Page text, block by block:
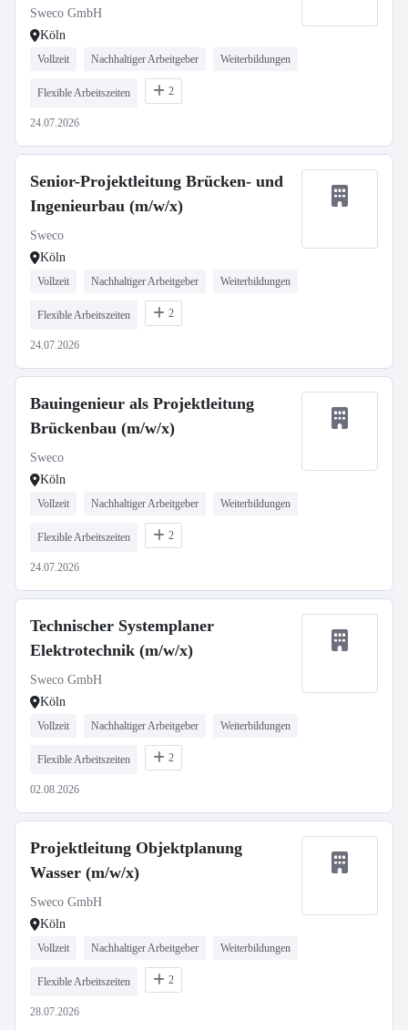
Sweco GmbH
Köln
Vollzeit Nachhaltiger Arbeitgeber Weiterbildungen
Flexible Arbeitszeiten 2
24.07.2026
Senior-Projektleitung Brücken- und
Ingenieurbau (m/w/x)
Sweco
Köln
Vollzeit Nachhaltiger Arbeitgeber Weiterbildungen
Flexible Arbeitszeiten 2
24.07.2026
Bauingenieur als Projektleitung
Brückenbau (m/w/x)
Sweco
Köln
Vollzeit Nachhaltiger Arbeitgeber Weiterbildungen
Flexible Arbeitszeiten 2
24.07.2026
Technischer Systemplaner
Elektrotechnik (m/w/x)
Sweco GmbH
Köln
Vollzeit Nachhaltiger Arbeitgeber Weiterbildungen
Flexible Arbeitszeiten 2
02.08.2026
Projektleitung Objektplanung
Wasser (m/w/x)
Sweco GmbH
Köln
Vollzeit Nachhaltiger Arbeitgeber Weiterbildungen
Flexible Arbeitszeiten 2
28.07.2026